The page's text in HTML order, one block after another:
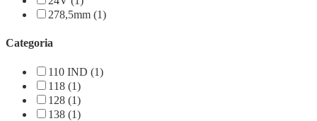
278,5mm (1)
Categoria
110 IND (1)
118 (1)
128 (1)
138 (1)